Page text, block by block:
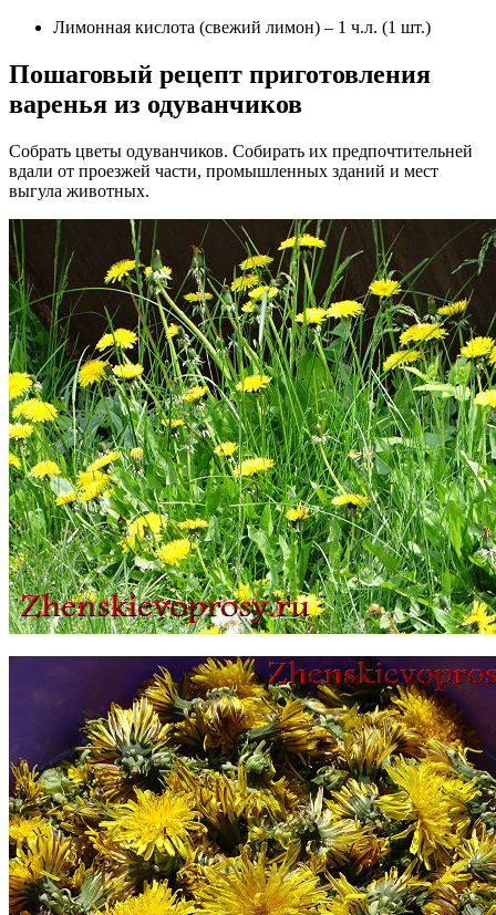
Лимонная кислота (свежий лимон) – 1 ч.л. (1 шт.)
Пошаговый рецепт приготовления
варенья из одуванчиков
Собрать цветы одуванчиков. Собирать их предпочтительней
вдали от проезжей части, промышленных зданий и мест
выгула животных.